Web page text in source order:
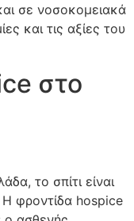
σε νοσοκομειακά
και τις αξίες του
στο
το σπίτι είναι
Η φροντίδα hospice